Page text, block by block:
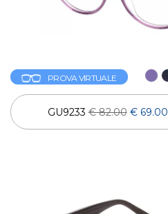
PROVA VIRTUALE
GU9233€ 82.00 € 69.00